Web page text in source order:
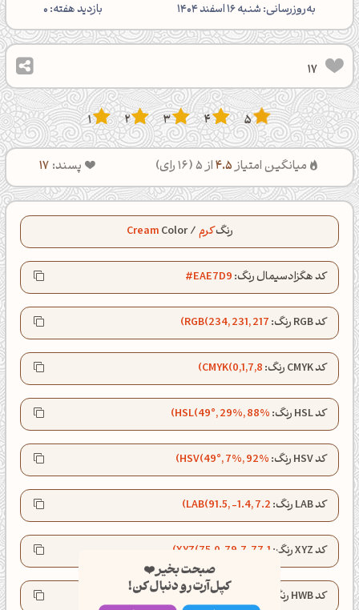
‌به‌روزرسانی: شنبه 16 اسفند 1404 بازدید هفته:0
17
5
4
3
2
1
میانگین امتیاز4.5از 5 ( 16رای) پسند: 17
رنگکرم/
Color
Cream
کد هگزادسیمال رنگ:#EAE7D9
کد RGB رنگ: RGB(234, 231, 217)
کد CMYK رنگ: CMYK(0,1,7,8)
کد HSL رنگ: HSL(49°, 29%, 88%)
کد HSV رنگ: HSV(49°, 7%, 92%)
کد LAB رنگ: LAB(91.5, -1.4, 7.2)
کد XYZ رنگ: XYZ(75.0, 79.7, 77.1)
کد HWB رنگ: HWB(49°, 85%, 8%)
صبحت بخیر❤️
کپل‌آرت رو دنبال کن!